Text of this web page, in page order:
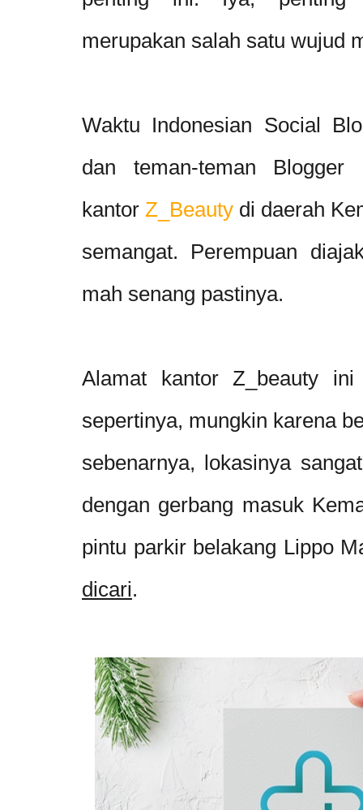
merupakan salah satu wujud
Waktu Indonesian Social
dan teman-teman Blogger
kantor Z_Beauty di daerah
semangat. Perempuan
mah senang pastinya.
Alamat kantor Z_beauty
sepertinya, mungkin karena
sebenarnya, lokasinya
dengan gerbang masuk
pintu parkir belakang Lippo
dicari.